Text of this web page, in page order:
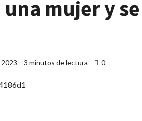
mujer y
3 minutos de lectura 0